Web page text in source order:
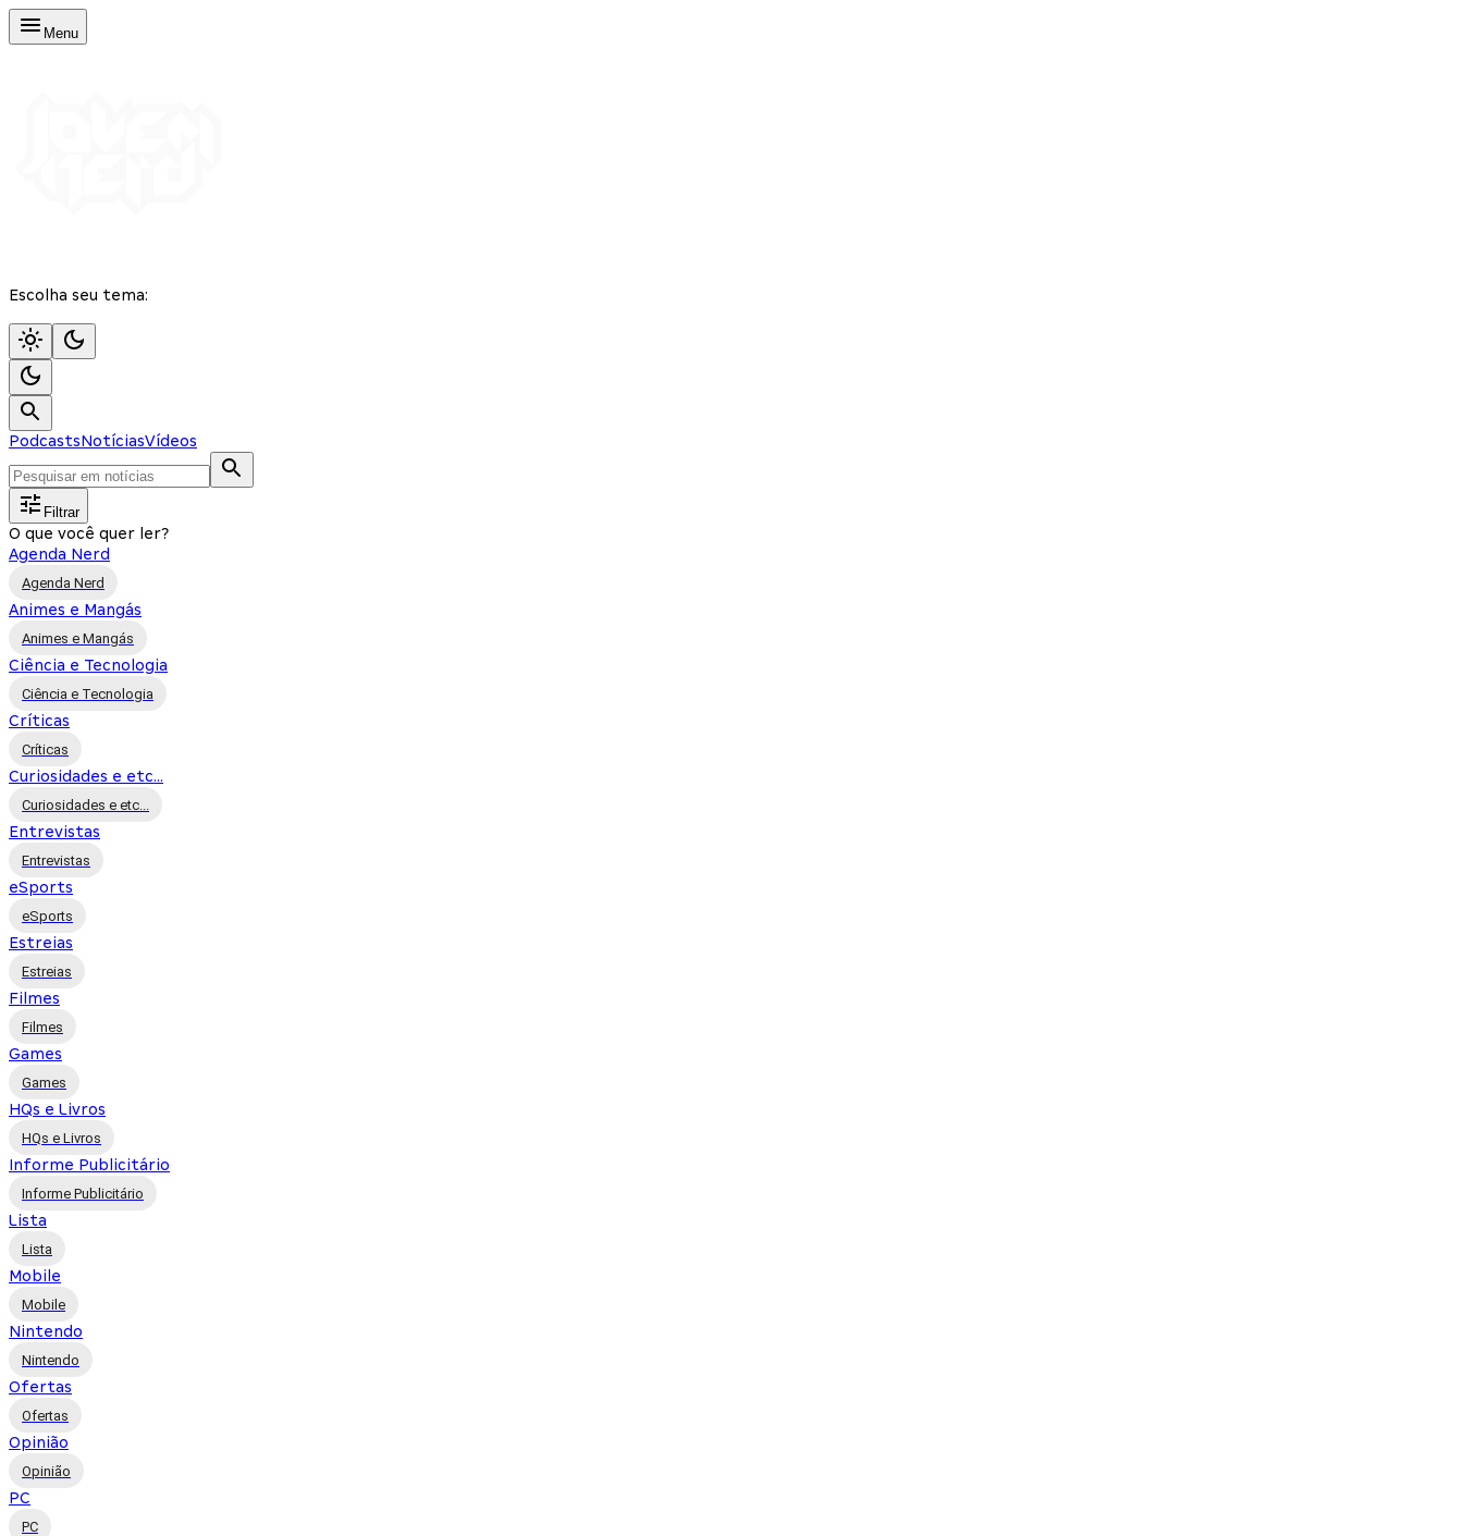
Menu
Escolha seu tema:
PodcastsNotíciasVídeos
Filtrar
O que você quer ler?
Agenda Nerd
Agenda Nerd
Animes e Mangás
Animes e Mangás
Ciência e Tecnologia
Ciência e Tecnologia
Críticas
Críticas
Curiosidades e etc...
Curiosidades e etc...
Entrevistas
Entrevistas
eSports
eSports
Estreias
Estreias
Filmes
Filmes
Games
Games
HQs e Livros
HQs e Livros
Informe Publicitário
Informe Publicitário
Lista
Lista
Mobile
Mobile
Nintendo
Nintendo
Ofertas
Ofertas
Opinião
Opinião
PC
PC